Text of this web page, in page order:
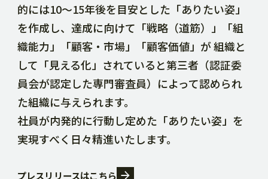
的には10～15年後を目安とした「ありたい姿」
を作成し、達成に向けて「戦略（道筋）」「組
織能力」「顧客・市場」「顧客価値」が 組織と
して「見える化」されていると第三者（認証委
員会が認定した専門審査員）によって認められ
た組織に与えられます。
社員が内発的に行動し定めた「ありたい姿」を
実現すべく日々精進いたします。
プレスリリースはこちら